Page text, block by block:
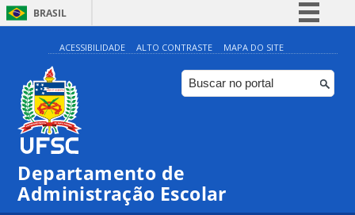
BRASIL
Simplifique!
Comunica BR
Participe
ACESSIBILIDADE ALTO CONTRASTE MAPA DO SITE
Departamento de
Administração Escolar